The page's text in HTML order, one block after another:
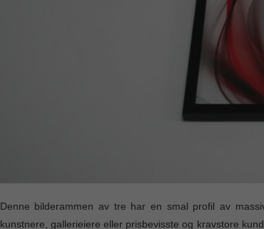
Denne bilderammen av tre har en smal profil av
kunstnere, gallerieiere eller prisbevisste og kravstore